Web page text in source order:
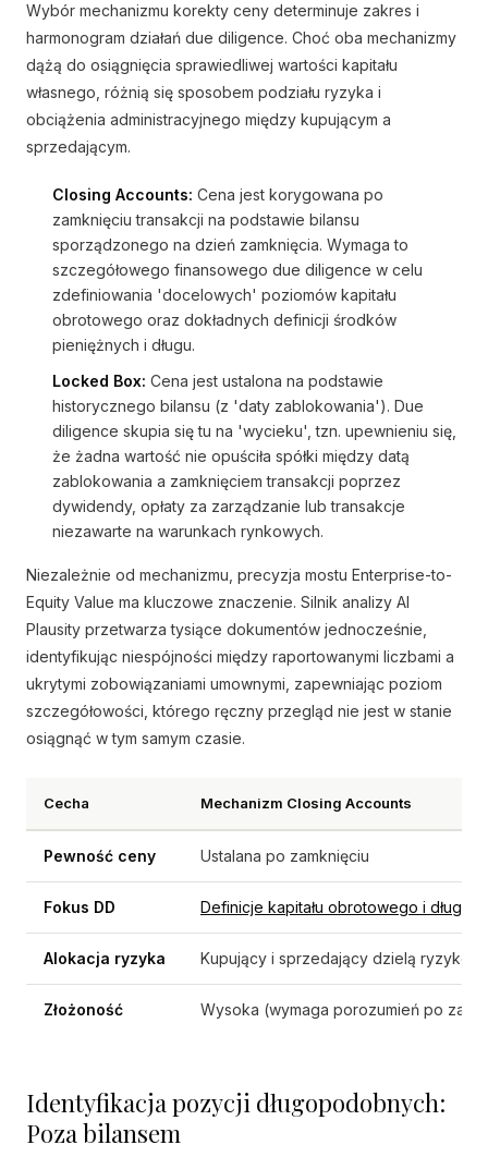
Wybór mechanizmu korekty ceny determinuje zakres i
harmonogram działań due diligence. Choć oba mechanizmy
dążą do osiągnięcia sprawiedliwej wartości kapitału
własnego, różnią się sposobem podziału ryzyka i
obciążenia administracyjnego między kupującym a
sprzedającym.
Closing Accounts: Cena jest korygowana po
zamknięciu transakcji na podstawie bilansu
sporządzonego na dzień zamknięcia. Wymaga to
szczegółowego finansowego due diligence w celu
zdefiniowania 'docelowych' poziomów kapitału
obrotowego oraz dokładnych definicji środków
pieniężnych i długu.
Locked Box: Cena jest ustalona na podstawie
historycznego bilansu (z 'daty zablokowania'). Due
diligence skupia się tu na 'wycieku', tzn. upewnieniu się,
że żadna wartość nie opuściła spółki między datą
zablokowania a zamknięciem transakcji poprzez
dywidendy, opłaty za zarządzanie lub transakcje
niezawarte na warunkach rynkowych.
Niezależnie od mechanizmu, precyzja mostu Enterprise-to-
Equity Value ma kluczowe znaczenie. Silnik analizy AI
Plausity przetwarza tysiące dokumentów jednocześnie,
identyfikując niespójności między raportowanymi liczbami a
ukrytymi zobowiązaniami umownymi, zapewniając poziom
szczegółowości, którego ręczny przegląd nie jest w stanie
osiągnąć w tym samym czasie.
Cecha Mechanizm Closing Accounts
Pewność ceny Ustalana po zamknięciu
Fokus DD Definicje kapitału obrotowego i długu
Alokacja ryzyka Kupujący i sprzedający dzielą ryzyko
Złożoność Wysoka (wymaga porozumień po
Identyfikacja pozycji długopodobnych:
Poza bilansem